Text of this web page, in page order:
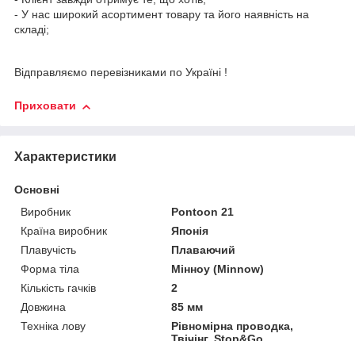
- У нас широкий асортимент товару та його наявність на
складі;
Відправляємо перевізниками по Україні !
Приховати
Характеристики
Основні
Виробник
Pontoon 21
Країна виробник
Японія
Плавучість
Плаваючий
Форма тіла
Мінноу (Minnow)
Кількість гачків
2
Довжина
85 мм
Техніка лову
Рівномірна проводка,